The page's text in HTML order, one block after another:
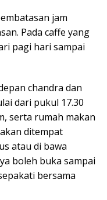
jam
Pada caffe yang
pagi hari sampai
chandra dan
dari pukul 17.30
serta rumah makan
ditempat
atau di bawa
boleh buka sampai
bersama